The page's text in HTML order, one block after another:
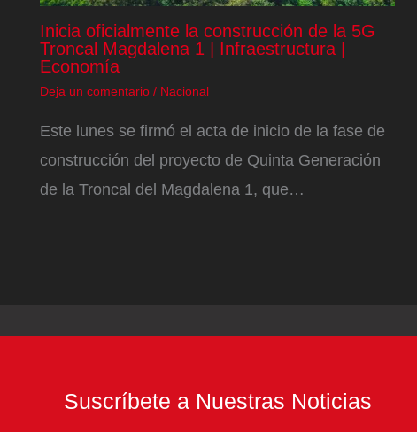
Inicia oficialmente la construcción de la 5G
Troncal Magdalena 1 | Infraestructura |
Economía
Deja un comentario / Nacional
Este lunes se firmó el acta de inicio de la fase de
construcción del proyecto de Quinta Generación
de la Troncal del Magdalena 1, que…
Suscríbete a Nuestras Noticias